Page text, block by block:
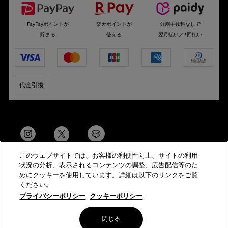
PayPayポイントが
貯まる
楽天ポイントが
使える
分割手数料なしで
翌月払い／3回払い
代金引換
© Helena Rubinstein All Rights Reserved
サイト利用規約
サイトマップ
このウェブサイトでは、お客様の利便性向上、サイトの利用
状況の分析、表示されるコンテンツの調整、広告配信等のた
めにクッキーを使用しています。詳細は以下のリンクをご覧
ください。
プライバシーポリシー クッキーポリシー
閉じる